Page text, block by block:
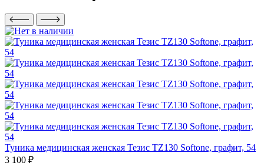
Туника медицинская женская Тезис TZ130 Softone, графит, 54
3 100 ₽